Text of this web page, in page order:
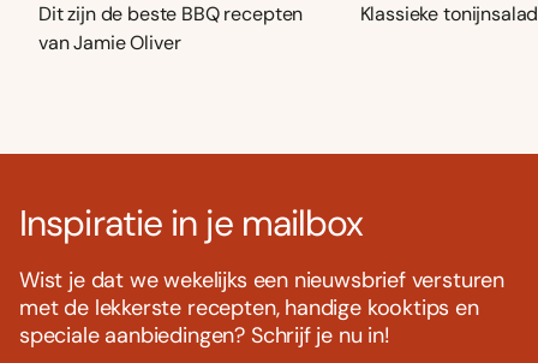
Dit zijn de beste BBQ recepten
van Jamie Oliver
Klassieke
Inspiratie in je mailbox
Wist je dat we wekelijks een nieuwsbrief versturen
met de lekkerste recepten, handige kooktips en
speciale aanbiedingen? Schrijf je nu in!